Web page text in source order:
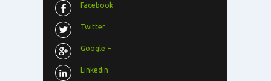
Facebook
Twitter
Google +
Linkedin